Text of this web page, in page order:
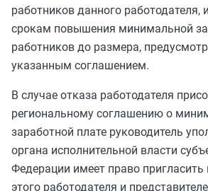
работников данного работодателя,
срокам повышения минимальной
работников до размера,
указанным соглашением.
В случае отказа работодателя
региональному соглашению о
заработной плате руководитель
органа исполнительной власти
Федерации имеет право пригласить
этого работодателя и